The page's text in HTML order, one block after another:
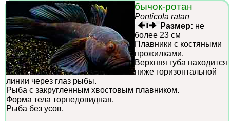
бычок-ротан
Ponticola ratan
Размер: не
более 23 см
Плавники с костяными
прожилками.
Верхняя губа находится
ниже горизонтальной
линии через глаз рыбы.
Рыба с закругленным хвостовым плавником.
Форма тела торпедовидная.
Рыба без усов.